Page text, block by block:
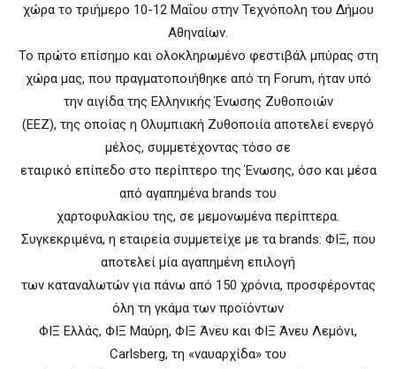
χώρα το τριήμερο 10-12 Μαΐου στην Τεχνόπολη του Δήμου
Αθηναίων.
Το πρώτο επίσημο και ολοκληρωμένο φεστιβάλ μπύρας στη
χώρα μας, που πραγματοποιήθηκε από τη Forum, ήταν υπό
την αιγίδα της Ελληνικής Ένωσης Ζυθοποιών
(ΕΕΖ), της οποίας η Ολυμπιακή Ζυθοποιία αποτελεί ενεργό
μέλος, συμμετέχοντας τόσο σε
εταιρικό επίπεδο στο περίπτερο της Ένωσης, όσο και μέσα
από αγαπημένα brands του
χαρτοφυλακίου της, σε μεμονωμένα περίπτερα.
Συγκεκριμένα, η εταιρεία συμμετείχε με τα brands: ΦΙΞ, που
αποτελεί μία αγαπημένη επιλογή
των καταναλωτών για πάνω από 150 χρόνια, προσφέροντας
όλη τη γκάμα των προϊόντων
ΦΙΞ Ελλάς, ΦΙΞ Μαύρη, ΦΙΞ Άνευ και ΦΙΞ Άνευ Λεμόνι,
Carlsberg, τη «ναυαρχίδα» του